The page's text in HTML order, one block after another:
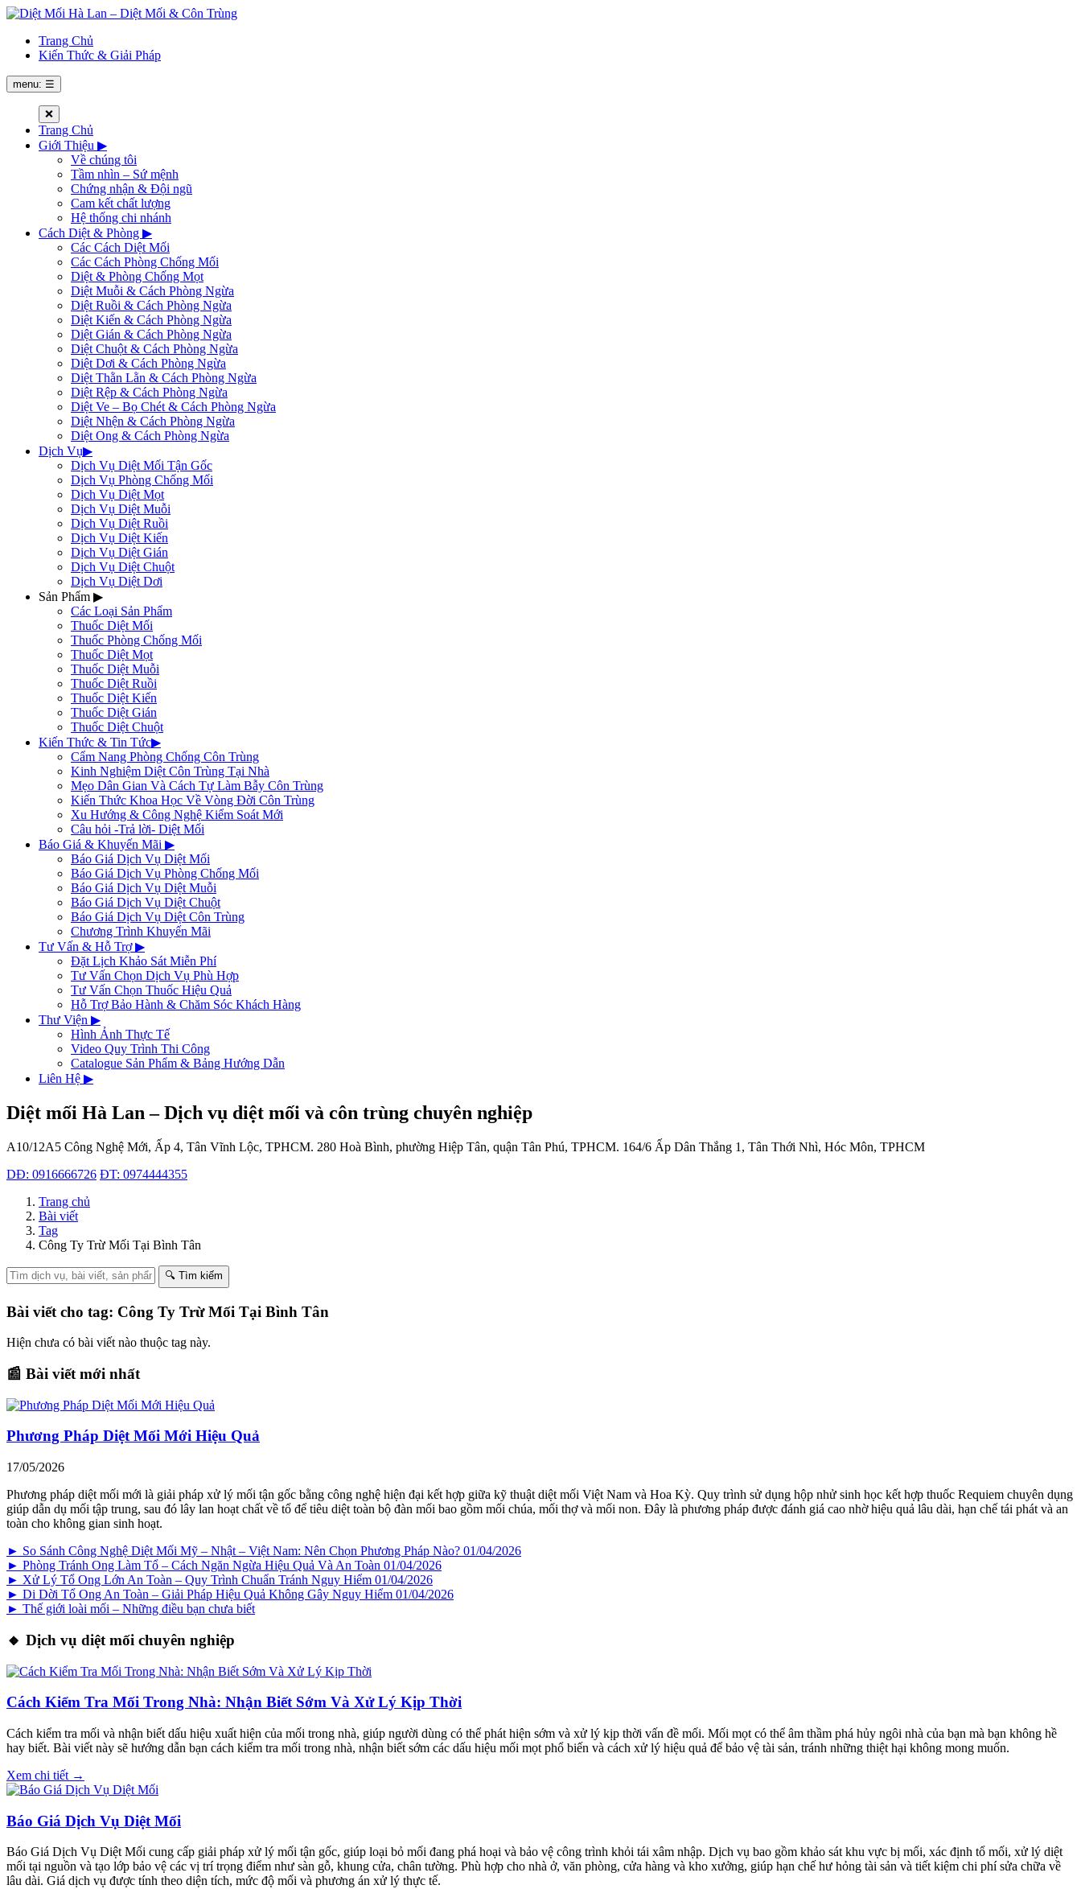
Trang Chủ
Kiến Thức & Giải Pháp
menu: ☰
❌
Trang Chủ
Giới Thiệu ▶
Về chúng tôi
Tầm nhìn – Sứ mệnh
Chứng nhận & Đội ngũ
Cam kết chất lượng
Hệ thống chi nhánh
Cách Diệt & Phòng ▶
Các Cách Diệt Mối
Các Cách Phòng Chống Mối
Diệt & Phòng Chống Mọt
Diệt Muỗi & Cách Phòng Ngừa
Diệt Ruồi & Cách Phòng Ngừa
Diệt Kiến & Cách Phòng Ngừa
Diệt Gián & Cách Phòng Ngừa
Diệt Chuột & Cách Phòng Ngừa
Diệt Dơi & Cách Phòng Ngừa
Diệt Thằn Lằn & Cách Phòng Ngừa
Diệt Rệp & Cách Phòng Ngừa
Diệt Ve – Bọ Chét & Cách Phòng Ngừa
Diệt Nhện & Cách Phòng Ngừa
Diệt Ong & Cách Phòng Ngừa
Dịch Vụ▶
Dịch Vụ Diệt Mối Tận Gốc
Dịch Vụ Phòng Chống Mối
Dịch Vụ Diệt Mọt
Dịch Vụ Diệt Muỗi
Dịch Vụ Diệt Ruồi
Dịch Vụ Diệt Kiến
Dịch Vụ Diệt Gián
Dịch Vụ Diệt Chuột
Dịch Vụ Diệt Dơi
Sản Phẩm ▶
Các Loại Sản Phẩm
Thuốc Diệt Mối
Thuốc Phòng Chống Mối
Thuốc Diệt Mọt
Thuốc Diệt Muỗi
Thuốc Diệt Ruồi
Thuốc Diệt Kiến
Thuốc Diệt Gián
Thuốc Diệt Chuột
Kiến Thức & Tin Tức▶
Cẩm Nang Phòng Chống Côn Trùng
Kinh Nghiệm Diệt Côn Trùng Tại Nhà
Mẹo Dân Gian Và Cách Tự Làm Bẫy Côn Trùng
Kiến Thức Khoa Học Về Vòng Đời Côn Trùng
Xu Hướng & Công Nghệ Kiểm Soát Mới
Câu hỏi -Trả lời- Diệt Mối
Báo Giá & Khuyến Mãi ▶
Báo Giá Dịch Vụ Diệt Mối
Báo Giá Dịch Vụ Phòng Chống Mối
Báo Giá Dịch Vụ Diệt Muỗi
Báo Giá Dịch Vụ Diệt Chuột
Báo Giá Dịch Vụ Diệt Côn Trùng
Chương Trình Khuyến Mãi
Tư Vấn & Hỗ Trợ▶
Đặt Lịch Khảo Sát Miễn Phí
Tư Vấn Chọn Dịch Vụ Phù Hợp
Tư Vấn Chọn Thuốc Hiệu Quả
Hỗ Trợ Bảo Hành & Chăm Sóc Khách Hàng
Thư Viện ▶
Hình Ảnh Thực Tế
Video Quy Trình Thi Công
Catalogue Sản Phẩm & Bảng Hướng Dẫn
Liên Hệ ▶
Diệt mối Hà Lan – Dịch vụ diệt mối và côn trùng chuyên nghiệp
A10/12A5 Công Nghệ Mới, Ấp 4, Tân Vĩnh Lộc, TPHCM. 280 Hoà Bình, phường Hiệp Tân, quận Tân Phú, TPHCM. 164/6 Ấp Dân Thắng 1, Tân Thới Nhì, Hóc Môn, TPHCM
DĐ: 0916666726 ĐT: 0974444355
Trang chủ
Bài viết
Tag
Công Ty Trừ Mối Tại Bình Tân
🔍 Tìm kiếm
Bài viết cho tag: Công Ty Trừ Mối Tại Bình Tân
Hiện chưa có bài viết nào thuộc tag này.
📰 Bài viết mới nhất
Phương Pháp Diệt Mối Mới Hiệu Quả
17/05/2026
Phương pháp diệt mối mới là giải pháp xử lý mối tận gốc bằng công nghệ hiện đại kết hợp giữa kỹ thuật diệt mối Việt Nam và Hoa Kỳ. Quy trình sử dụng hộp nhử sinh học kết hợp thuốc Requiem chuyên dụng
giúp dẫn dụ mối tập trung, sau đó lây lan hoạt chất về tổ để tiêu diệt toàn bộ đàn mối bao gồm mối chúa, mối thợ và mối non. Đây là phương pháp được đánh giá cao nhờ hiệu quả lâu dài, hạn chế tái phát và an
toàn cho không gian sinh hoạt.
► So Sánh Công Nghệ Diệt Mối Mỹ – Nhật – Việt Nam: Nên Chọn Phương Pháp Nào? 01/04/2026
► Phòng Tránh Ong Làm Tổ – Cách Ngăn Ngừa Hiệu Quả Và An Toàn 01/04/2026
► Xử Lý Tổ Ong Lớn An Toàn – Quy Trình Chuẩn Tránh Nguy Hiểm 01/04/2026
► Di Dời Tổ Ong An Toàn – Giải Pháp Hiệu Quả Không Gây Nguy Hiểm 01/04/2026
► Thế giới loài mối – Những điều bạn chưa biết
🔸 Dịch vụ diệt mối chuyên nghiệp
Cách Kiểm Tra Mối Trong Nhà: Nhận Biết Sớm Và Xử Lý Kịp Thời
Cách kiểm tra mối và nhận biết dấu hiệu xuất hiện của mối trong nhà, giúp người dùng có thể phát hiện sớm và xử lý kịp thời vấn đề mối. Mối mọt có thể âm thầm phá hủy ngôi nhà của bạn mà bạn không hề
hay biết. Bài viết này sẽ hướng dẫn bạn cách kiểm tra mối trong nhà, nhận biết sớm các dấu hiệu mối mọt phổ biến và cách xử lý hiệu quả để bảo vệ tài sản, tránh những thiệt hại không mong muốn.
Xem chi tiết →
Báo Giá Dịch Vụ Diệt Mối
Báo Giá Dịch Vụ Diệt Mối cung cấp giải pháp xử lý mối tận gốc, giúp loại bỏ mối đang phá hoại và bảo vệ công trình khỏi tái xâm nhập. Dịch vụ bao gồm khảo sát khu vực bị mối, xác định tổ mối, xử lý diệt
mối tại nguồn và tạo lớp bảo vệ các vị trí trọng điểm như sàn gỗ, khung cửa, chân tường. Phù hợp cho nhà ở, văn phòng, cửa hàng và kho xưởng, giúp hạn chế hư hỏng tài sản và tiết kiệm chi phí sửa chữa về
lâu dài. Giá dịch vụ được tính theo diện tích, mức độ mối và phương án xử lý thực tế.